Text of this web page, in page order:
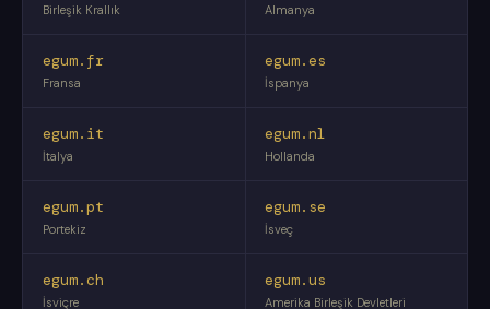
Birleşik Krallık Almanya
egum.fr
Fransa
egum.es
İspanya
egum.it
İtalya
egum.nl
Hollanda
egum.pt
Portekiz
egum.se
İsveç
egum.ch
İsviçre
egum.us
Amerika Birleşik Devletleri